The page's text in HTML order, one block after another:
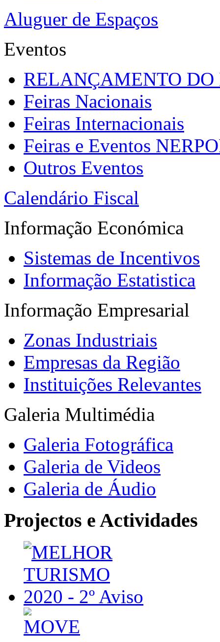
Aluguer de Espaços
Eventos
RELANÇAMENTO DO
Feiras Nacionais
Feiras Internacionais
Feiras e Eventos
Outros Eventos
Calendário Fiscal
Informação Económica
Sistemas de Incentivos
Informação Estatistica
Informação Empresarial
Zonas Industriais
Empresas da Região
Instituições Relevantes
Galeria Multimédia
Galeria Fotográfica
Galeria de Videos
Galeria de Áudio
Projectos e Actividades